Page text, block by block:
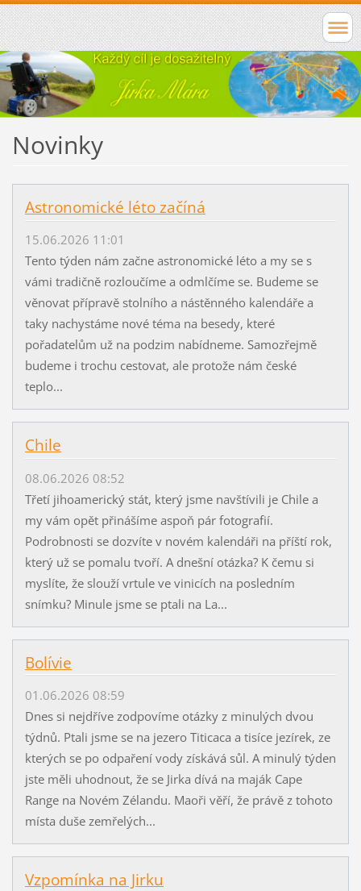
Novinky
Astronomické léto začíná
15.06.2026 11:01
Tento týden nám začne astronomické léto a my se s
vámi tradičně rozloučíme a odmlčíme se. Budeme se
věnovat přípravě stolního a nástěnného kalendáře a
taky nachystáme nové téma na besedy, které
pořadatelům už na podzim nabídneme. Samozřejmě
budeme i trochu cestovat, ale protože nám české
teplo...
Chile
08.06.2026 08:52
Třetí jihoamerický stát, který jsme navštívili je Chile a
my vám opět přinášíme aspoň pár fotografií.
Podrobnosti se dozvíte v novém kalendáři na příští rok,
který už se pomalu tvoří. A dnešní otázka? K čemu si
myslíte, že slouží vrtule ve vinicích na posledním
snímku? Minule jsme se ptali na La...
Bolívie
01.06.2026 08:59
Dnes si nejdříve zodpovíme otázky z minulých dvou
týdnů. Ptali jsme se na jezero Titicaca a tisíce jezírek, ze
kterých se po odpaření vody získává sůl. A minulý týden
jste měli uhodnout, že se Jirka dívá na maják Cape
Range na Novém Zélandu. Maoři věří, že právě z tohoto
místa duše zemřelých...
Vzpomínka na Jirku